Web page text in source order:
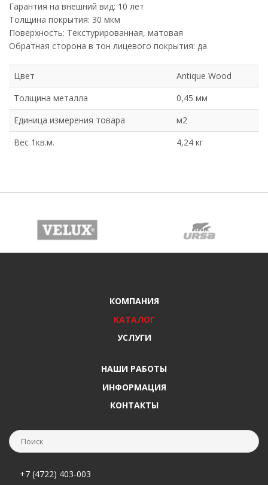
Гарантия на внешний вид: 10 лет
Толщина покрытия: 30 мкм
Поверхность: Текстурированная, матовая
Обратная сторона в тон лицевого покрытия: да
Цвет
Antique Wood
Толщина металла
0,45 мм
Единица измерения товара
м2
Вес 1кв.м.
4,24 кг
КОМПАНИЯ
КАТАЛОГ
УСЛУГИ
НАШИ РАБОТЫ
ИНФОРМАЦИЯ
КОНТАКТЫ
+7 (4722) 403-003